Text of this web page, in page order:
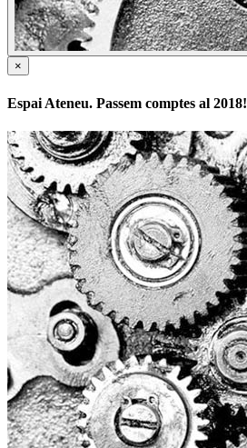
×
Espai Ateneu. Passem comptes al 2018!